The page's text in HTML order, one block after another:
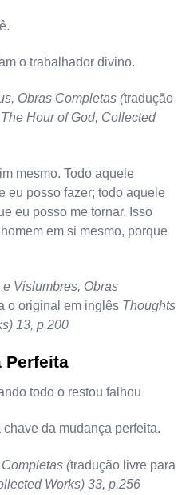
o trabalhador divino.
Obras Completas (tradução
The Hour of God, Collected
mesmo. Todo aquele
eu posso fazer; todo aquele
eu posso me tornar. Isso
em si mesmo, porque
Vislumbres, Obras
o original em inglês Thoughts
13, p.200
Perfeita
todo o restou falhou
da mudança perfeita.
(tradução livre para
Works) 33, p.256